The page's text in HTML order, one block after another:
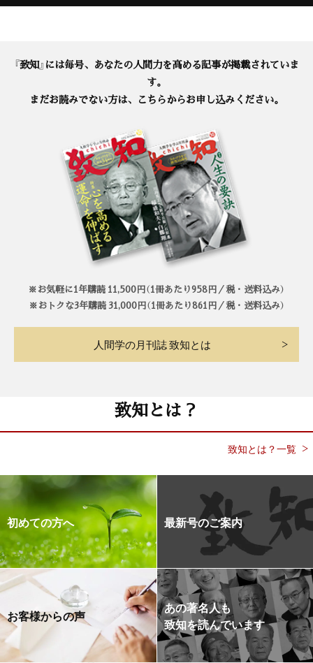
『致知』には毎号、あなたの人間力を高める記事が掲載されていま
す。
まだお読みでない方は、こちらからお申し込みください。
※お気軽に1年購読 11,500円（1冊あたり958円／税・送料込み）
※おトクな3年購読 31,000円（1冊あたり861円／税・送料込み）
人間学の月刊誌 致知とは
致知とは？
致知とは？一覧
初めての方へ 最新号のご案内
お客様からの声
あの著名人も
致知を読んでいます